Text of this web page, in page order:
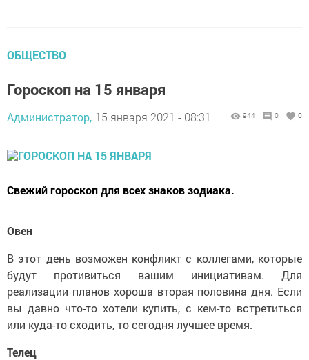
ОБЩЕСТВО
Гороскоп на 15 января
Администратор, 15 января 2021 - 08:31 944 0 0
Свежий гороскоп для всех знаков зодиака.
Овен
В этот день возможен конфликт с коллегами, которые
будут противиться вашим инициативам. Для
реализации планов хороша вторая половина дня. Если
вы давно что-то хотели купить, с кем-то встретиться
или куда-то сходить, то сегодня лучшее время.
Телец